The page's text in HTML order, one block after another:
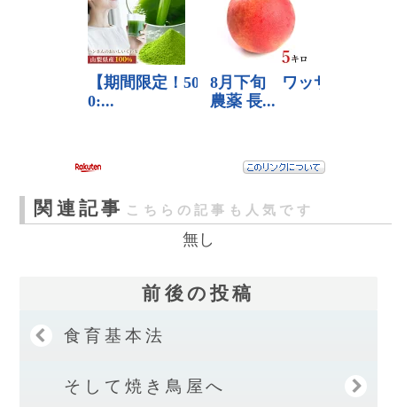
関連記事 こちらの記事も人気です
無し
前後の投稿
食育基本法
そして焼き鳥屋へ